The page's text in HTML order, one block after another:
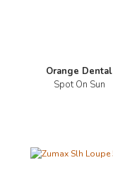
Orange Dental
Spot On Sun